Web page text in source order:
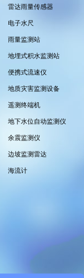
雷达雨量传感器
电子水尺
雨量监测站
地埋式积水监测站
便携式流速仪
地质灾害监测设备
遥测终端机
地下水位自动监测仪
余震监测仪
边坡监测雷达
海流计